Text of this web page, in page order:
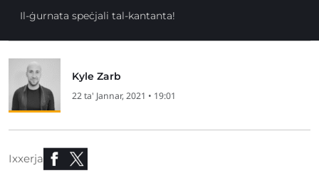
Il-ġurnata speċjali tal-kantanta!
Kyle Zarb
22 ta' Jannar, 2021 • 19:01
Ixxerja